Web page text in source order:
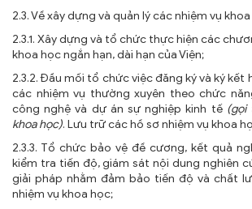
2.3. Về xây dựng và quản lý các nhiệm vụ
2.3.1. Xây dựng và tổ chức thực hiện các
khoa học ngắn hạn, dài hạn của Viện;
2.3.2. Đầu mối tổ chức việc đăng ký và ký
các nhiệm vụ thường xuyên theo chức
công nghệ và dự án sự nghiệp kinh tế (gọi
khoa học). Lưu trữ các hồ sơ nhiệm vụ khoa
2.3.3. Tổ chức bảo vệ đề cương, kết quả
kiểm tra tiến độ, giám sát nội dung nghiên
giải pháp nhằm đảm bảo tiến độ và chất
nhiệm vụ khoa học;